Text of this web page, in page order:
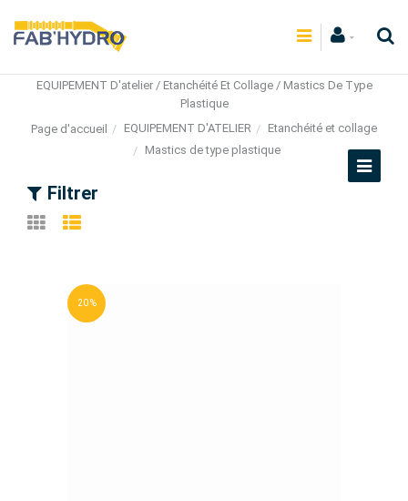
EQUIPEMENT D'atelier / Etanchéité Et Collage / Mastics De Type
Plastique
Page d'accueil
EQUIPEMENT D'ATELIER
Etanchéité et collage
Mastics de type plastique
Filtrer
20 %